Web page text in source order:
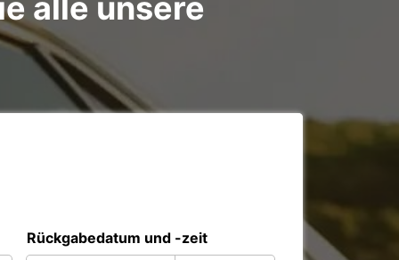
alle unsere
Rückgabedatum und -zeit